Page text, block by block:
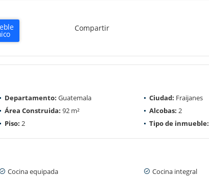
Compartir
Departamento: Guatemala Ciudad: Fraijanes
Área Construida: 92 m² Alcobas: 2
Piso: 2 Tipo de inmueble:
Cocina equipada Cocina integral